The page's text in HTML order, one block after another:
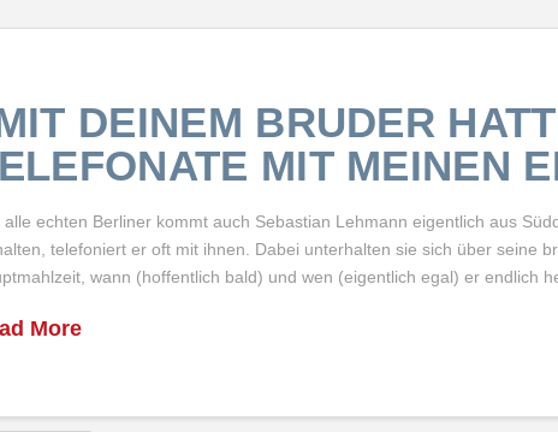
DEINEM BRUDER
MIT MEINEN
alle echten Berliner kommt auch Sebastian Lehmann eigentlich aus
telefoniert er oft mit ihnen. Dabei unterhalten sie sich über seine
wann (hoffentlich bald) und wen (eigentlich egal) er endlich
More